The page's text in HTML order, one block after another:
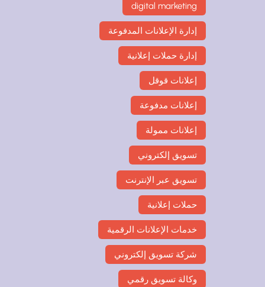
digital marketing
إدارة الإعلانات المدفوعة
إدارة حملات إعلانية
إعلانات قوقل
إعلانات مدفوعة
إعلانات ممولة
تسويق إلكتروني
تسويق عبر الإنترنت
حملات إعلانية
خدمات الإعلانات الرقمية
شركة تسويق إلكتروني
وكالة تسويق رقمي